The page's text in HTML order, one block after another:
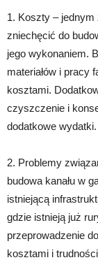
1. Koszty – jednym
zniechęcić do
jego wykonaniem.
materiałów i pracy
kosztami.
czyszczenie i
dodatkowe wydatki.
2. Problemy
budowa kanału w
istniejącą
gdzie istnieją już
przeprowadzenie
kosztami i